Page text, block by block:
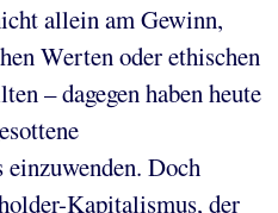
allein am Gewinn,
Werten oder ethischen
– dagegen haben heute
Doch
Kapitalismus, der